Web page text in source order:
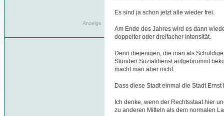
Anzeige
Es sind ja schon jetzt alle wieder frei.
Am Ende des Jahres wird es dann
doppelter oder dreifacher Intensität.
Denn diejenigen, die man als
Stunden Sozialdienst aufgebrummt
macht man aber nicht.
Dass diese Stadt einmal die Stadt
Ich denke, wenn der Rechtsstaat hier
zu anderen Mitteln als dem normalen